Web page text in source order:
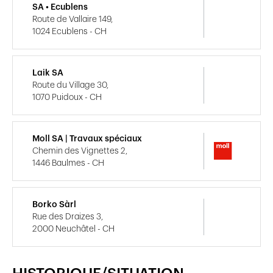
SA • Ecublens
Route de Vallaire 149,
1024 Ecublens - CH
Laik SA
Route du Village 30,
1070 Puidoux - CH
Moll SA | Travaux spéciaux
Chemin des Vignettes 2,
1446 Baulmes - CH
Borko Sàrl
Rue des Draizes 3,
2000 Neuchâtel - CH